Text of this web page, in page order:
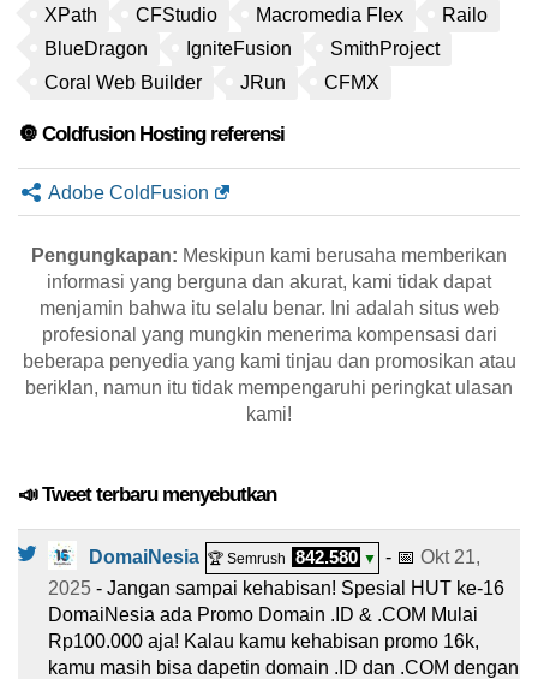
XPath
CFStudio Macromedia Flex
Railo
BlueDragon
IgniteFusion
SmithProject
Coral Web Builder
JRun CFMX
🔘 Coldfusion Hosting referensi
Adobe ColdFusion
Pengungkapan: Meskipun kami berusaha memberikan
informasi yang berguna dan akurat, kami tidak dapat
menjamin bahwa itu selalu benar. Ini adalah situs web
profesional yang mungkin menerima kompensasi dari
beberapa penyedia yang kami tinjau dan promosikan atau
beriklan, namun itu tidak mempengaruhi peringkat ulasan
kami!
📣 Tweet terbaru menyebutkan
DomaiNesia 🏆 Semrush 842.580 ▼ - 📅 Okt 21,
2025 - Jangan sampai kehabisan! Spesial HUT ke-16
DomaiNesia ada Promo Domain .ID & .COM Mulai
Rp100.000 aja! Kalau kamu kehabisan promo 16k,
kamu masih bisa dapetin domain .ID dan .COM dengan